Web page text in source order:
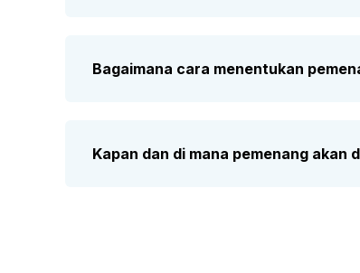
Bagaimana cara menentukan
Kapan dan di mana pemenang akan